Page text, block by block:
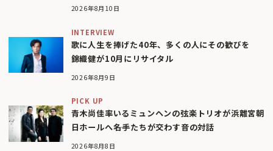
2026年8月10日
INTERVIEW
歌に人生を捧げた40年、多くの人にその歓びを
錦織健が10月にリサイタル
2026年8月9日
PICK UP
青木尚佳率いるミュンヘンの弦楽トリオが浜離宮朝
日ホールへ――名手たちが交わす音の対話
2026年8月8日